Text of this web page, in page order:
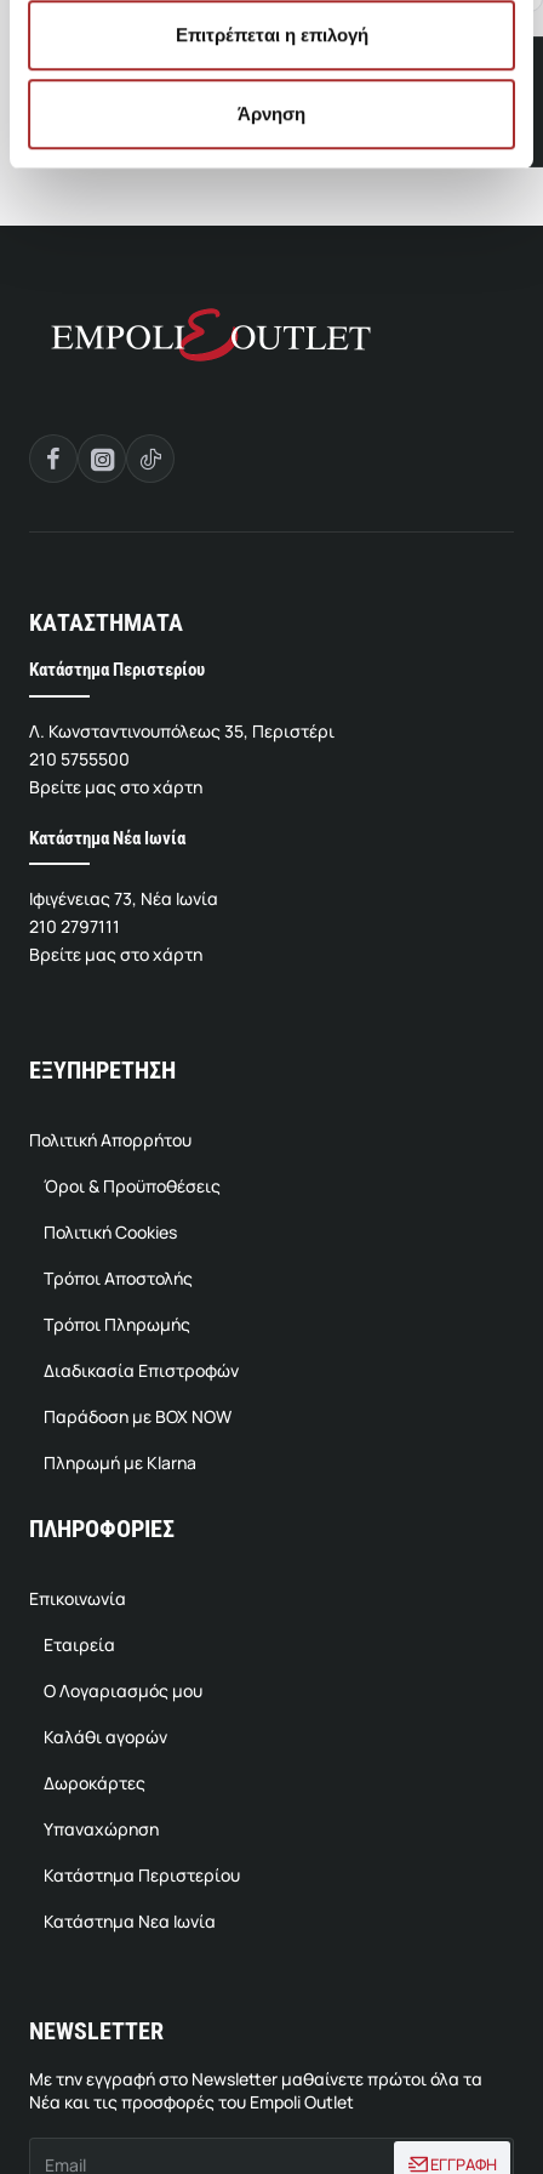
Επιτρέπεται η επιλογή
Άρνηση
Dry II Shell Ανδρικό
ΚΑΤΑΣΤΗΜΑΤΑ
Κατάστημα Περιστερίου
Λ. Κωνσταντινουπόλεως 35, Περιστέρι
210 5755500
Βρείτε μας στο χάρτη
Κατάστημα Νέα Ιωνία
Ιφιγένειας 73, Νέα Ιωνία
210 2797111
Βρείτε μας στο χάρτη
ΕΞΥΠΗΡΕΤΗΣΗ
Πολιτική Απορρήτου
Όροι & Προϋποθέσεις
Πολιτική Cookies
Τρόποι Αποστολής
Τρόποι Πληρωμής
Διαδικασία Επιστροφών
Παράδοση με BOX NOW
Πληρωμή με Klarna
ΠΛΗΡΟΦΟΡΙΕΣ
Επικοινωνία
Εταιρεία
Ο Λογαριασμός μου
Καλάθι αγορών
Δωροκάρτες
Υπαναχώρηση
Κατάστημα Περιστερίου
Κατάστημα Νεα Ιωνία
NEWSLETTER
Με την εγγραφή στο Newsletter μαθαίνετε πρώτοι όλα τα
Νέα και τις προσφορές του Empoli Outlet
ΕΓΓΡΑΦΗ